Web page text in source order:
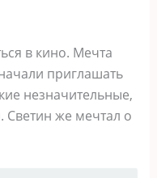
в кино. Мечта
приглашать
незначительные,
Светин же мечтал о